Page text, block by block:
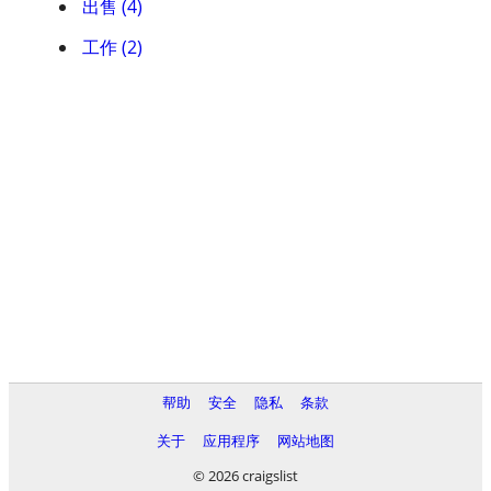
出售 (4)
工作 (2)
帮助 安全 隐私
条款
关于
应用程序
网站地图
© 2026 craigslist